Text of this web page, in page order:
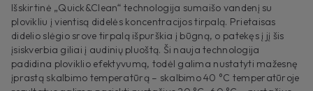
Išskirtinė „Quick&Clean“ technologija sumaišo vandenį su
plovikliu į vientisą didelės koncentracijos tirpalą. Prietaisas
didelio slėgio srove tirpalą išpurškia į būgną, o patekęs į jį šis
įsiskverbia giliai į audinių pluoštą. Ši nauja technologija
padidina ploviklio efektyvumą, todėl galima nustatyti mažesnę
įprastą skalbimo temperatūrą – skalbimo 40 °C temperatūroje